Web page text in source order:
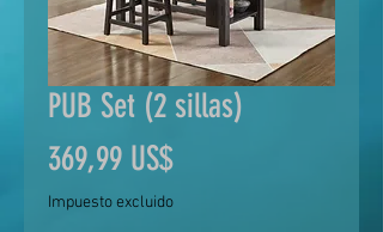
PUB Set (2 sillas)
369,99 US$Precio
Impuesto excluido